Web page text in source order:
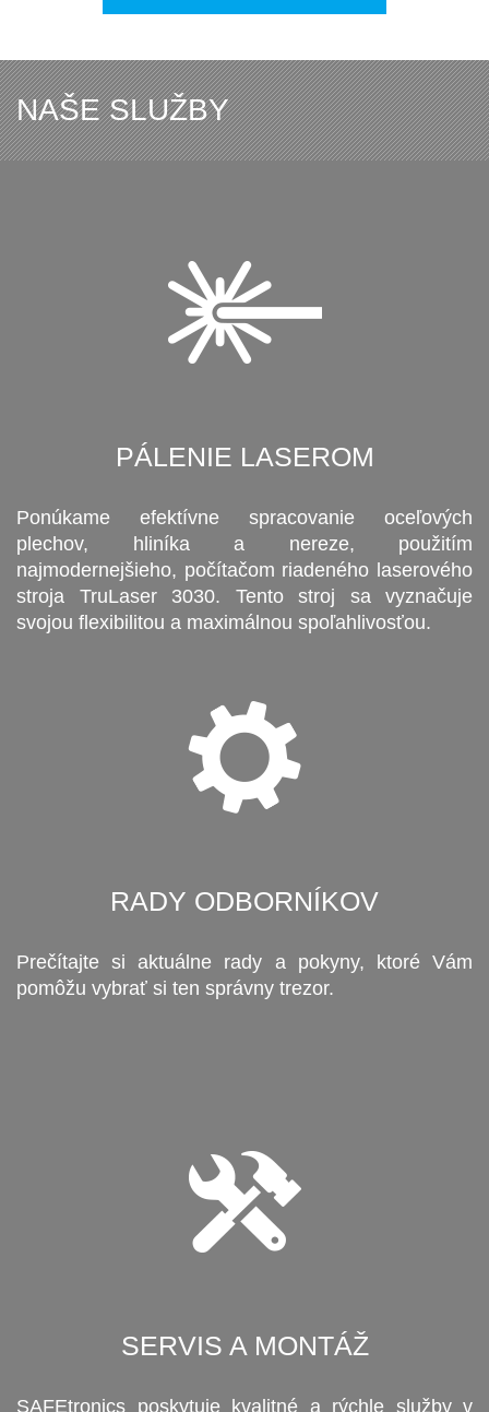
NAŠE SLUŽBY
PÁLENIE LASEROM
Ponúkame efektívne spracovanie oceľových
plechov, hliníka a nereze, použitím
najmodernejšieho, počítačom riadeného laserového
stroja TruLaser 3030. Tento stroj sa vyznačuje
svojou flexibilitou a maximálnou spoľahlivosťou.
RADY ODBORNÍKOV
Prečítajte si aktuálne rady a pokyny, ktoré Vám
pomôžu vybrať si ten správny trezor.
SERVIS A MONTÁŽ
SAFEtronics poskytuje kvalitné a rýchle služby v